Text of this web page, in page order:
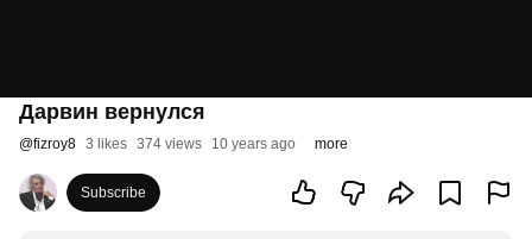
Дарвин вернулся
@fizroy8 3 likes 374 views 10 years ago more
Subscribe